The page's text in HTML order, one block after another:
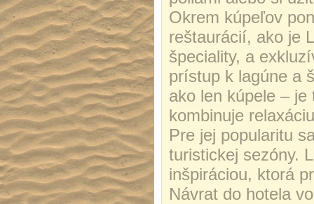
Okrem kúpeľov
reštaurácií, ako je
špeciality, a
prístup k lagúne a
ako len kúpele –
kombinuje
Pre jej popularitu
turistickej sezóny.
inšpiráciou, ktorá
Návrat do hotela